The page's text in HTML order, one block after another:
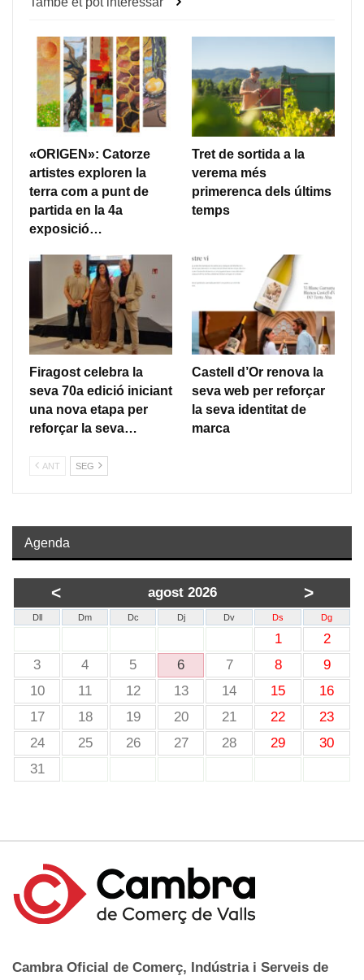
«ORIGEN»: Catorze
artistes exploren la
terra com a punt de
partida en la 4a
exposició…
Tret de sortida a la
verema més
primerenca dels últims
temps
Firagost celebra la
seva 70a edició iniciant
una nova etapa per
reforçar la seva…
Castell d’Or renova la
seva web per reforçar
la seva identitat de
marca
ANT SEG
Agenda
< agost 2026 >
Dll Dm Dc Dj Dv Ds Dg
1
2
3
4 5 6 7 8
9
10
11 12 13 14 15
16
17
18 19 20 21 22
23
24
25 26 27 28 29
30
31
Cambra Oficial de Comerç, Indústria i Serveis de